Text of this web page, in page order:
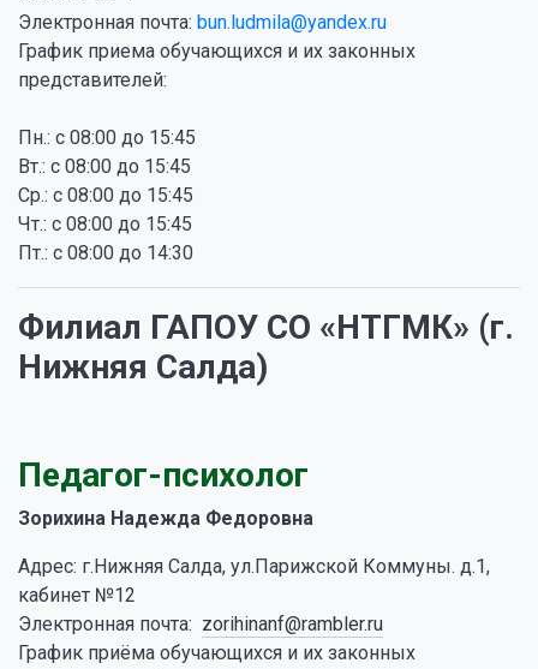
Электронная почта: bun.ludmila@yandex.ru
График приема обучающихся и их законных
представителей:
Пн.: с 08:00 до 15:45
Вт.: с 08:00 до 15:45
Ср.: с 08:00 до 15:45
Чт.: с 08:00 до 15:45
Пт.: с 08:00 до 14:30
Филиал ГАПОУ СО «НТГМК» (г.
Нижняя Салда)
Педагог-психолог
Зорихина Надежда Федоровна
Адрес: г.Нижняя Салда, ул.Парижской Коммуны. д.1,
кабинет №12
Электронная почта: zorihinanf@rambler.ru
График приёма обучающихся и их законных